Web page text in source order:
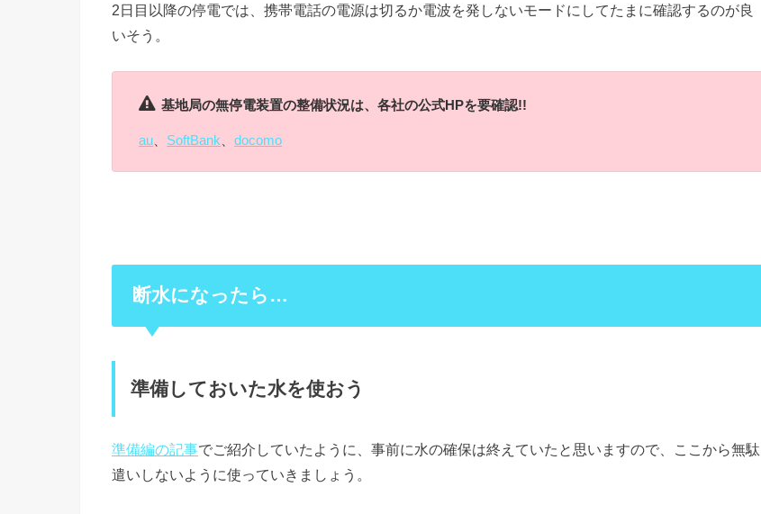
2日目以降の停電では、携帯電話の電源は切るか電波を発しないモードにしてたまに確認するのが良
いそう。
基地局の無停電装置の整備状況は、各社の公式HPを要確認!!
au SoftBank 、docomo
断水になったら…
準備しておいた水を使おう
準備編の記事でご紹介していたように、事前に水の確保は終えていたと思いますので、ここから無駄
遣いしないように使っていきましょう。